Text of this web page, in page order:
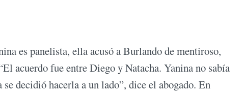
es panelista, ella acusó a Burlando de mentiroso,
acuerdo fue entre Diego y Natacha. Yanina no sabía
decidió hacerla a un lado”, dice el abogado. En